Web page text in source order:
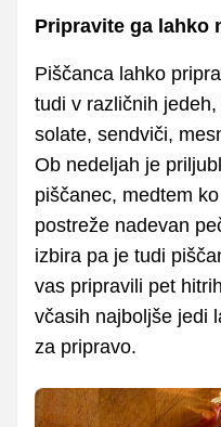
Pripravite ga lahko
Piščanca lahko
tudi v različnih
solate, sendviči,
Ob nedeljah je
piščanec, medtem
postreže nadevan
izbira pa je tudi
vas pripravili pet
včasih najboljše jedi
za pripravo.